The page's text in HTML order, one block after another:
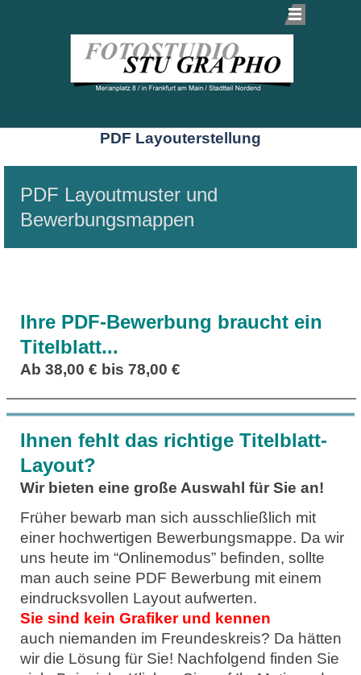
PDF Layouterstellung
PDF Layoutmuster und
Bewerbungsmappen
Ihre PDF-Bewerbung braucht ein
Titelblatt...
Ab 38,00 € bis 78,00 €
Ihnen fehlt das richtige Titelblatt-
Layout?
Wir bieten eine große Auswahl für Sie an!
Früher bewarb man sich ausschließlich mit
einer hochwertigen Bewerbungsmappe. Da wir
uns heute im “Onlinemodus” befinden, sollte
man auch seine PDF Bewerbung mit einem
eindrucksvollen Layout aufwerten.
Sie sind kein Grafiker und kennen
auch niemanden im Freundeskreis? Da hätten
wir die Lösung für Sie! Nachfolgend finden Sie